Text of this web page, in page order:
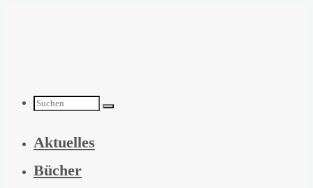
Suchen
nach:
Aktuelles
Bücher